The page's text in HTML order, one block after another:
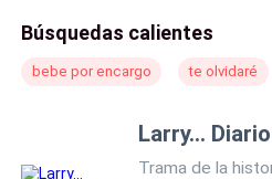
Búsquedas calientes
bebe por encargo te olvidaré
Larry...
Trama de la